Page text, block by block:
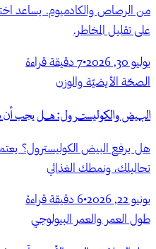
من الرصاص والكادميوم. يساعد
على تقليل المخاطر.
يوليو 30, 2026 •
7 دقيقة قراءة
الصحّة الأيضيّة والوزن
البيض والكوليسترول: هل يجب
هل يرفع البيض الكوليسترول؟
تحاليلك، ونمطك الغذائي
يونيو 22, 2026 •
6 دقيقة قراءة
طول العمر والعمر البيولوجي